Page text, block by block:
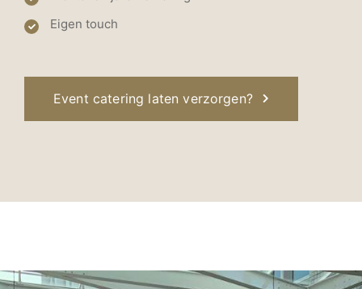
Eigen touch
Event catering laten verzorgen?